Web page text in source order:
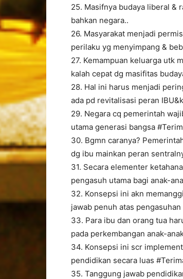
25. Masifnya budaya liberal &
bahkan negara..
26. Masyarakat menjadi
perilaku yg menyimpang &
27. Kemampuan keluarga utk
kalah cepat dg masifitas
28. Hal ini harus menjadi
ada pd revitalisasi peran
29. Negara cq pemerintah
utama generasi bangsa
30. Bgmn caranya?
dg ibu mainkan peran
31. Secara elementer
pengasuh utama bagi anak-
32. Konsepsi ini akn
jawab penuh atas
33. Para ibu dan orang tua
pada perkembangan anak-
34. Konsepsi ini scr
pendidikan secara luas
35. Tanggung jawab